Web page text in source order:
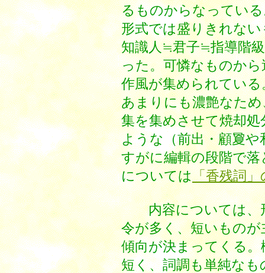
るものからなってい
形式では盛りきれな
知識人≒君子≒指導階
った。可憐なものか
作風が集められてい
あまりにも濃艶なた
集を集めさせて焼却
ような（前出・顧夐
すがに編輯の段階で
については「香残詞」
内容については、形
令が多く、短いもの
傾向が決まってくる
短く、詞調も単純な